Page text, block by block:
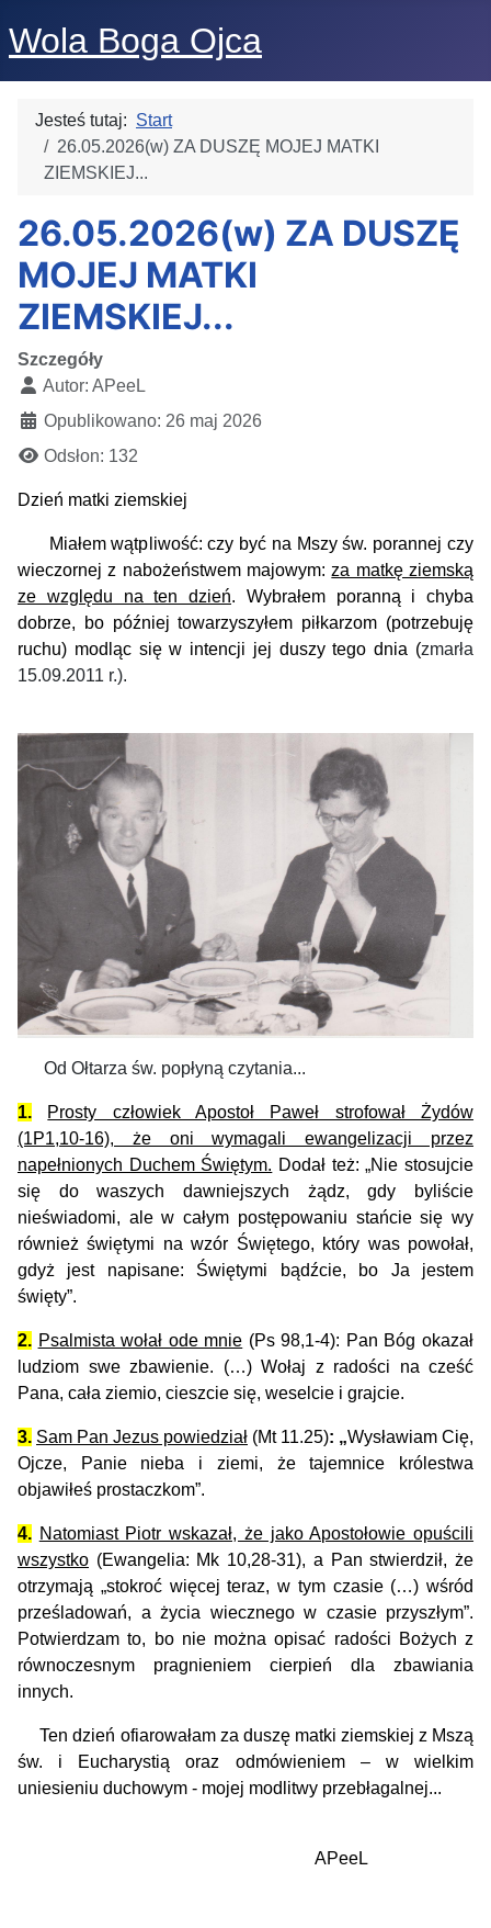
Wola Boga Ojca
Jesteś tutaj: Start
26.05.2026(w) ZA DUSZĘ MOJEJ MATKI
ZIEMSKIEJ...
26.05.2026(w) ZA DUSZĘ
MOJEJ MATKI
ZIEMSKIEJ...
Szczegóły
Autor: APeeL
Opublikowano: 26 maj 2026
Odsłon: 132
Dzień matki ziemskiej
Miałem wątpliwość: czy być na Mszy św. porannej czy
wieczornej z nabożeństwem majowym:za matkę ziemską
ze względu na ten dzień. Wybrałem poranną i chyba
dobrze, bo później towarzyszyłem piłkarzom (potrzebuję
ruchu) modląc się w intencji jej duszy tego dnia (zmarła
15.09.2011 r.).
Od Ołtarza św. popłyną czytania...
1.
Prosty człowiek Apostoł Paweł strofował Żydów
(1P1,10-16), że oni wymagali ewangelizacji przez
napełnionych Duchem Świętym. Dodał też: „Nie stosujcie
się do waszych dawniejszych żądz, gdy byliście
nieświadomi, ale w całym postępowaniu stańcie się wy
również świętymi na wzór Świętego, który was powołał,
gdyż jest napisane: Świętymi bądźcie, bo Ja jestem
święty”.
2. Psalmista wołał ode mnie (Ps 98,1-4): Pan Bóg okazał
ludziom swe zbawienie. (…) Wołaj z radości na cześć
Pana, cała ziemio, cieszcie się, weselcie i grajcie.
3. Sam Pan Jezus powiedział (Mt 11.25): „Wysławiam Cię,
Ojcze, Panie nieba i ziemi, że tajemnice królestwa
objawiłeś prostaczkom”.
4. Natomiast Piotr wskazał, że jako Apostołowie opuścili
wszystko (Ewangelia: Mk 10,28-31), a Pan stwierdził, że
otrzymają „stokroć więcej teraz, w tym czasie (…) wśród
prześladowań, a życia wiecznego w czasie przyszłym”.
Potwierdzam to, bo nie można opisać radości Bożych z
równoczesnym pragnieniem cierpień dla zbawiania
innych.
Ten dzień ofiarowałam za duszę matki ziemskiej z Mszą
św. i Eucharystią oraz odmówieniem – w wielkim
uniesieniu duchowym - mojej modlitwy przebłagalnej...
APeeL